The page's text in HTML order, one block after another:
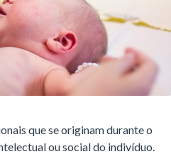
que se originam durante o
ou social do indivíduo.